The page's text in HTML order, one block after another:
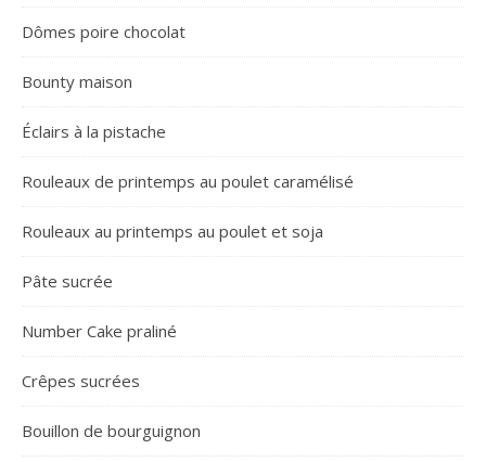
Dômes poire chocolat
Bounty maison
Éclairs à la pistache
Rouleaux de printemps au poulet caramélisé
Rouleaux au printemps au poulet et soja
Pâte sucrée
Number Cake praliné
Crêpes sucrées
Bouillon de bourguignon